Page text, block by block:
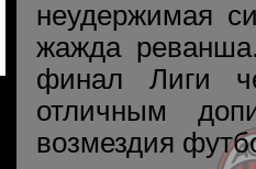
неудержимая
жажда
финал Лиги
отличным
возмездия